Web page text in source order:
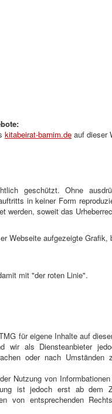
kitabeirat-barnim.de auf dieser
geschützt. Ohne
in keiner Form
werden, soweit das
Webseite aufgezeigte Grafik,
mit "der roten Linie".
für eigene Inhalte auf
als Diensteanbieter
oder nach
Nutzung von
ist jedoch erst ab dem
von entsprechenden